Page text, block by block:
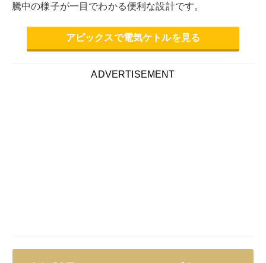
騰中の様子が一目でわかる便利な設計です。
アピックスで電気ケトルを見る
ADVERTISEMENT